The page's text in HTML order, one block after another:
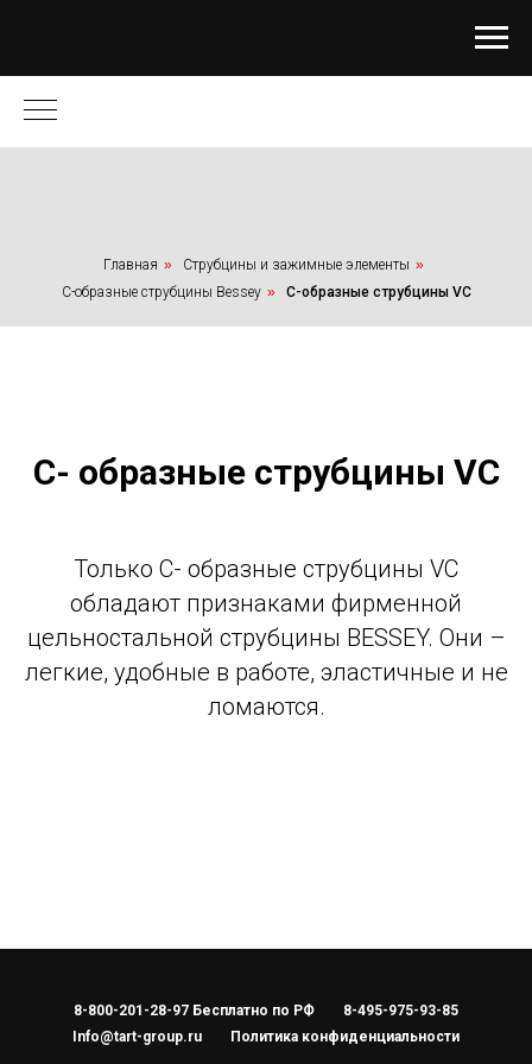
Главная » Струбцины и зажимные элементы »
С-образные струбцины Bessey » С-образные струбцины VC
С- образные струбцины VC
Только С- образные струбцины VC
обладают признаками фирменной
цельностальной струбцины BESSEY. Они –
легкие, удобные в работе, эластичные и не
ломаются.
8-800-201-28-97 Бесплатно по РФ
8-495-975-93-85
Info@tart-group.ru
Политика конфиденциальности